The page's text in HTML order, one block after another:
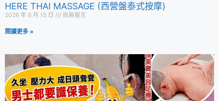
HERE THAI MASSAGE (西營盤泰式按摩)
2026 年 6 月 15 日 尚無留言
閱讀更多 »